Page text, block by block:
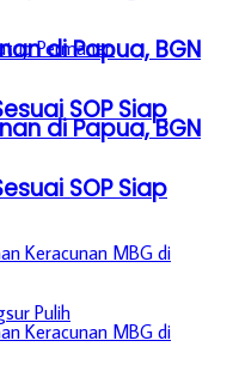
di Papua, BGN
SOP Siap
di Papua, BGN
SOP Siap